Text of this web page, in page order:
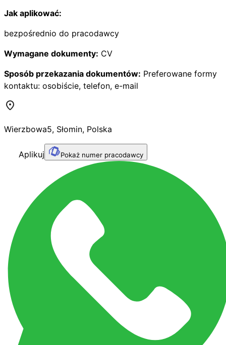
Jak aplikować:
bezpośrednio do pracodawcy
Wymagane dokumenty: CV
Sposób przekazania dokumentów: Preferowane formy
kontaktu: osobiście, telefon, e-mail
Wierzbowa5, Słomin, Polska
Aplikuj Pokaż numer pracodawcy